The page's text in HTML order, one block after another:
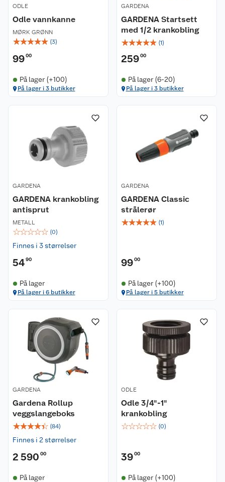
ODLE
Odle vannkanne
MØRK GRØNN
☆☆☆☆☆ (3)
9900
På lager (+100)
På lager i 3 butikker
GARDENA
GARDENA Startsett
med 1/2 krankobling
☆☆☆☆☆ (1)
25900
På lager (6-20)
På lager i 3 butikker
GARDENA
GARDENA krankobling
antisprut
METALL
☆☆☆☆☆ (0)
Finnes i 3 størrelser
5490
På lager
På lager i 6 butikker
GARDENA
GARDENA Classic
strålerør
☆☆☆☆☆ (1)
9900
På lager (+100)
På lager i 5 butikker
GARDENA
Gardena Rollup
veggslangeboks
☆☆☆☆☆ (84)
Finnes i 2 størrelser
2 590 00
På lager
ODLE
Odle 3/4"-1"
krankobling
☆☆☆☆☆ (0)
3900
På lager (+100)